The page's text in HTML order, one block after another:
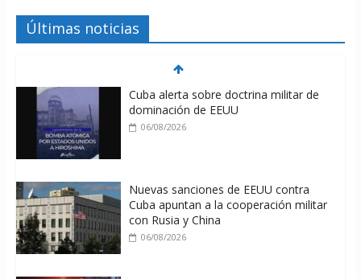
Últimas noticias
Cuba alerta sobre doctrina militar de
dominación de EEUU
06/08/2026
Nuevas sanciones de EEUU contra
Cuba apuntan a la cooperación militar
con Rusia y China
06/08/2026